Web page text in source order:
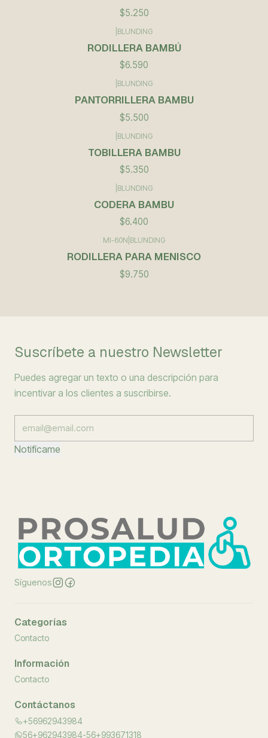
$5.250
BLUNDING
RODILLERA BAMBÚ
$6.590
BLUNDING
PANTORRILLERA BAMBU
$5.500
BLUNDING
TOBILLERA BAMBU
$5.350
BLUNDING
CODERA BAMBU
$6.400
MI-60N BLUNDING
RODILLERA PARA MENISCO
$9.750
Suscríbete a nuestro Newsletter
Puedes agregar un texto o una descripción para
incentivar a los clientes a suscribirse.
Notifícame
Síguenos
Categorías
Contacto
Información
Contacto
Contáctanos
+56962943984
56+962943984-56+993671318